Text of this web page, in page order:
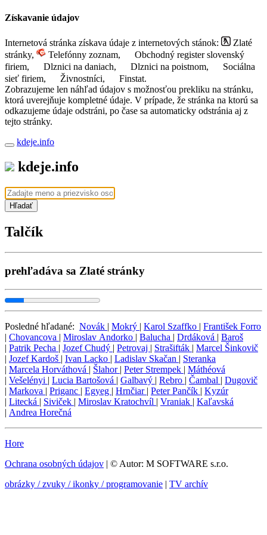
Získavanie údajov
Internetová stránka získava údaje z internetových stánok:
Zlaté
stránky,
Telefónny zoznam,
Obchodný register slovenský
firiem,
Dlznici na daniach, Dlznici na poistnom,
Sociálna
sieť firiem,
Živnostníci,
Finstat.
Zobrazujeme len náhľad údajov s možnosťou prekliku na stránku,
ktorá uverejňuje kompletné údaje. V prípade, že stránka na ktorú sa
odkazujeme údaje odstráni, po čase sa automaticky odstránia aj z
tejto stránky.
kdeje.info
kdeje.info
Hľadať
Talčík
prehľadáva sa Zlaté stránky
Posledné hľadané: Novák | Mokrý | Karol Szaffko | František Forro
| Chovancova | Miroslav Andorko | Balucha | Drdáková | Baroš
| Patrik Pecha | Jozef Chudý | Petrovaj | Strašifták | Marcel Šinkovič
| Jozef Kardoš | Ivan Lacko | Ladislav Skačan | Steranka
| Marcela Horváthová | Šlahor | Peter Strempek | Máthéová
| Vešelényi | Lucia Bartošová | Galbavý | Rebro | Čambal | Dugovič
| Markova | Priganc | Egyeg | Hrnčiar | Peter Pančík | Kyzúr
| Litecká | Siviček | Miroslav Kratochvíl | Vraniak | Kaľavská
| Andrea Horečná
Hore
Ochrana osobných údajov | © Autor: M SOFTWARE s.r.o.
obrázky / zvuky / ikonky / programovanie | TV archív